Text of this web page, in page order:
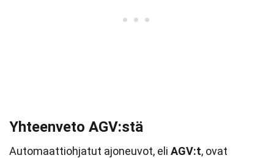
Yhteenveto AGV:stä
Automaattiohjatut ajoneuvot, eli AGV:t, ovat